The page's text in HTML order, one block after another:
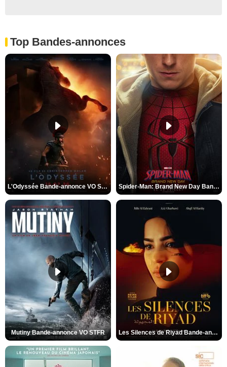
Top Bandes-annonces
L'Odyssée Bande-annonce VO STFR Spider-Man: Brand New Day Bande-annonce VO STFR
Mutiny Bande-annonce VO STFR Les Silences de Riyad Bande-annonce VO STFR